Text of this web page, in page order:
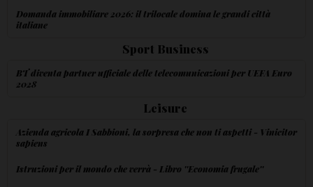
Domanda immobiliare 2026: il trilocale domina le grandi città
italiane
Sport Business
BT diventa partner ufficiale delle telecomunicazioni per UEFA Euro
2028
Leisure
Azienda agricola I Sabbioni, la sorpresa che non ti aspetti - Vinicitor
sapiens
Istruzioni per il mondo che verrà - Libro ''Economia frugale''